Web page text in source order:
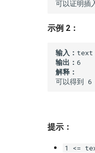
示例 2：
输入：
输出：
解释：
可以得到
提示：
1 <=